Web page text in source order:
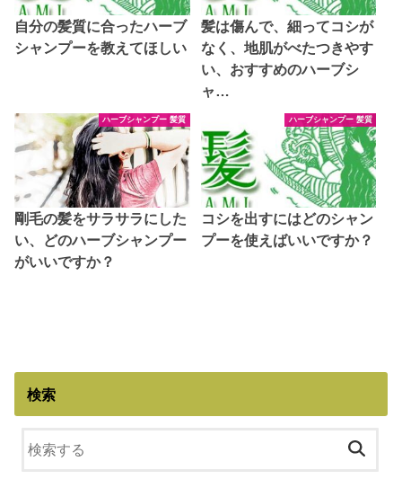
自分の髪質に合ったハーブ
シャンプーを教えてほしい
髪は傷んで、細ってコシが
なく、地肌がべたつきやす
い、おすすめのハーブシ
ャ…
ハーブシャンプー 髪質
剛毛の髪をサラサラにした
い、どのハーブシャンプー
がいいですか？
ハーブシャンプー 髪質
コシを出すにはどのシャン
プーを使えばいいですか？
検索